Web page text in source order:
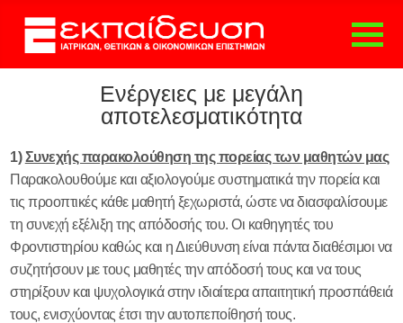
Ενέργειες με μεγάλη
αποτελεσματικότητα
1)Συνεχής παρακολούθηση της πορείας των μαθητών μας
Παρακολουθούμε και αξιολογούμε συστηματικά την πορεία και
τις προοπτικές κάθε μαθητή ξεχωριστά, ώστε να διασφαλίσουμε
τη συνεχή εξέλιξη της απόδοσής του. Οι καθηγητές του
Φροντιστηρίου καθώς και η Διεύθυνση είναι πάντα διαθέσιμοι να
συζητήσουν με τους μαθητές την απόδοσή τους και να τους
στηρίξουν και ψυχολογικά στην ιδιαίτερα απαιτητική προσπάθειά
τους, ενισχύοντας έτσι την αυτοπεποίθησή τους.
ΑΡΧΙΚΗ
ΤΟ ΦΡΟΝΤΙΣΤΗΡΙΟ
ΕΝΗΜΕΡΩΣΗ
ΓΟΝΕΩΝ
ΔΙΑΔΙΚΑΣΙΑ
ΕΓΓΡΑΦΗΣ
ΕΚΔΟΣΕΙΣ
ΕΠΑΓΓΕΛΜΑΤΙΚΟΣ
ΠΡΟΣΑΝΑΤΟΛΙΣΜΟΣ
E-TEST